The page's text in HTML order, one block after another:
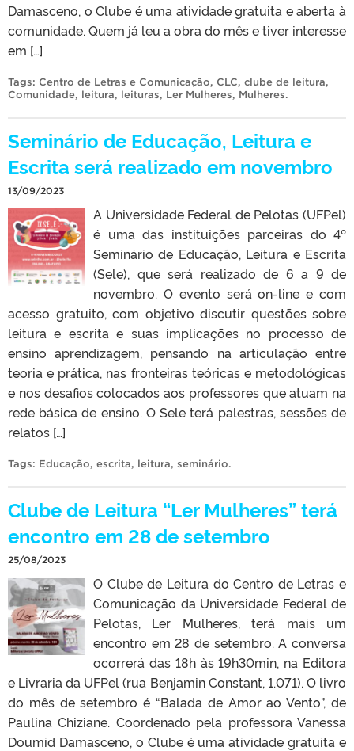
Damasceno, o Clube é uma atividade gratuita e aberta à
comunidade. Quem já leu a obra do mês e tiver interesse
em […]
Tags: Centro de Letras e Comunicação, CLC, clube de leitura,
Comunidade, leitura, leituras, Ler Mulheres, Mulheres.
Seminário de Educação, Leitura e
Escrita será realizado em novembro
13/09/2023
A Universidade Federal de Pelotas (UFPel)
é uma das instituições parceiras do 4º
Seminário de Educação, Leitura e Escrita
(Sele), que será realizado de 6 a 9 de
novembro. O evento será on-line e com
acesso gratuito, com objetivo discutir questões sobre
leitura e escrita e suas implicações no processo de
ensino aprendizagem, pensando na articulação entre
teoria e prática, nas fronteiras teóricas e metodológicas
e nos desafios colocados aos professores que atuam na
rede básica de ensino. O Sele terá palestras, sessões de
relatos […]
Tags: Educação, escrita, leitura, seminário.
Clube de Leitura “Ler Mulheres” terá
encontro em 28 de setembro
25/08/2023
O Clube de Leitura do Centro de Letras e
Comunicação da Universidade Federal de
Pelotas, Ler Mulheres, terá mais um
encontro em 28 de setembro. A conversa
ocorrerá das 18h às 19h30min, na Editora
e Livraria da UFPel (rua Benjamin Constant, 1.071). O livro
do mês de setembro é “Balada de Amor ao Vento”, de
Paulina Chiziane. Coordenado pela professora Vanessa
Doumid Damasceno, o Clube é uma atividade gratuita e